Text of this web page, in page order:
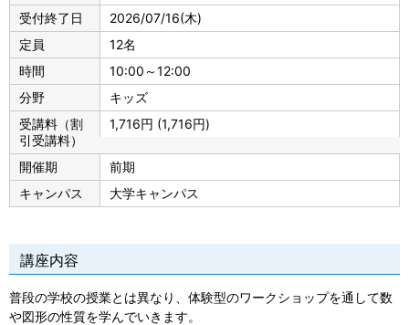
受付終了日
2026/07/16(木)
定員
12名
時間
10:00～12:00
分野
キッズ
受講料（割
引受講料）
1,716円 (1,716円)
開催期
前期
キャンパス
大学キャンパス
講座内容
普段の学校の授業とは異なり、体験型のワークショップを通して数
や図形の性質を学んでいきます。